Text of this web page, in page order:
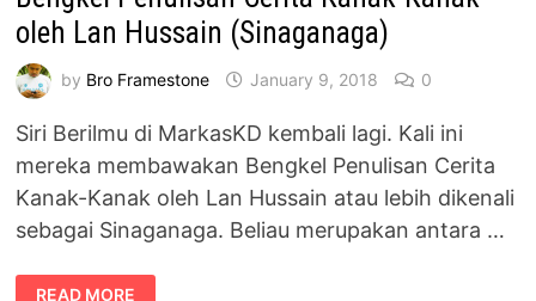
oleh Lan Hussain (Sinaganaga)
by Bro Framestone January 9, 2018 0
Siri Berilmu di MarkasKD kembali lagi. Kali ini
mereka membawakan Bengkel Penulisan Cerita
Kanak-Kanak oleh Lan Hussain atau lebih dikenali
sebagai Sinaganaga. Beliau merupakan antara …
BENGKEL
READ MORE